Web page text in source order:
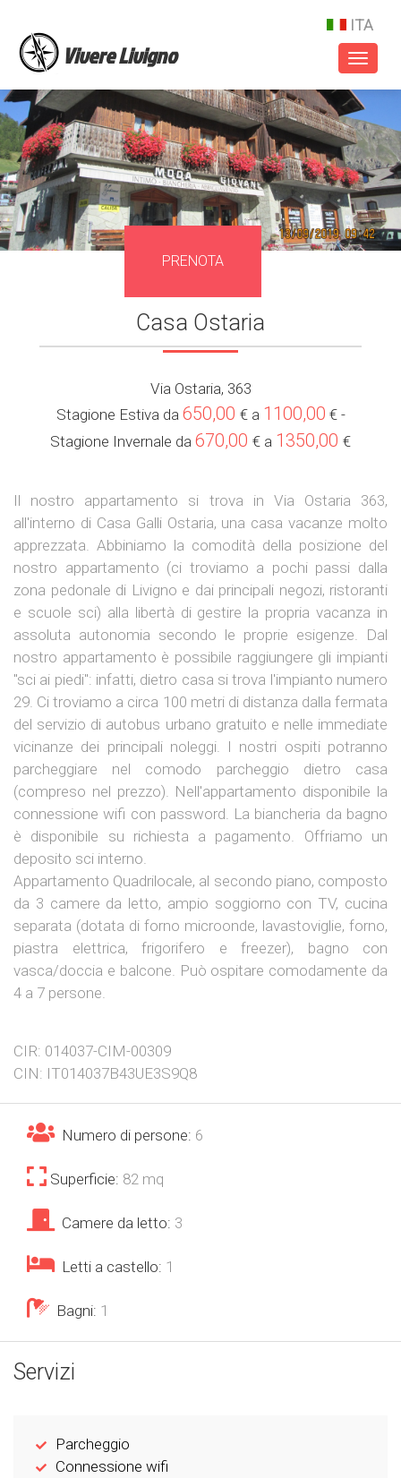
Vivere Livigno
Toggle
ITA
PRENOTA
Casa Ostaria
Via Ostaria, 363
Stagione Estiva da 650,00 € a 1100,00 € -
Stagione Invernale da 670,00 € a 1350,00 €
Il nostro appartamento si trova in Via Ostaria 363,
all'interno di Casa Galli Ostaria, una casa vacanze molto
apprezzata. Abbiniamo la comodità della posizione del
nostro appartamento (ci troviamo a pochi passi dalla
zona pedonale di Livigno e dai principali negozi, ristoranti
e scuole sci) alla libertà di gestire la propria vacanza in
assoluta autonomia secondo le proprie esigenze. Dal
nostro appartamento è possibile raggiungere gli impianti
"sci ai piedi": infatti, dietro casa si trova l'impianto numero
29. Ci troviamo a circa 100 metri di distanza dalla fermata
del servizio di autobus urbano gratuito e nelle immediate
vicinanze dei principali noleggi. I nostri ospiti potranno
parcheggiare nel comodo parcheggio dietro casa
(compreso nel prezzo). Nell'appartamento disponibile la
connessione wifi con password. La biancheria da bagno
è disponibile su richiesta a pagamento. Offriamo un
deposito sci interno.
Appartamento Quadrilocale, al secondo piano, composto
da 3 camere da letto, ampio soggiorno con TV, cucina
separata (dotata di forno microonde, lavastoviglie, forno,
piastra elettrica, frigorifero e freezer), bagno con
vasca/doccia e balcone. Può ospitare comodamente da
4 a 7 persone.
CIR: 014037-CIM-00309
CIN: IT014037B43UE3S9Q8
Numero di persone: 6
Superficie: 82 mq
Camere da letto: 3
Letti a castello: 1
Bagni: 1
Servizi
Parcheggio
Connessione wifi